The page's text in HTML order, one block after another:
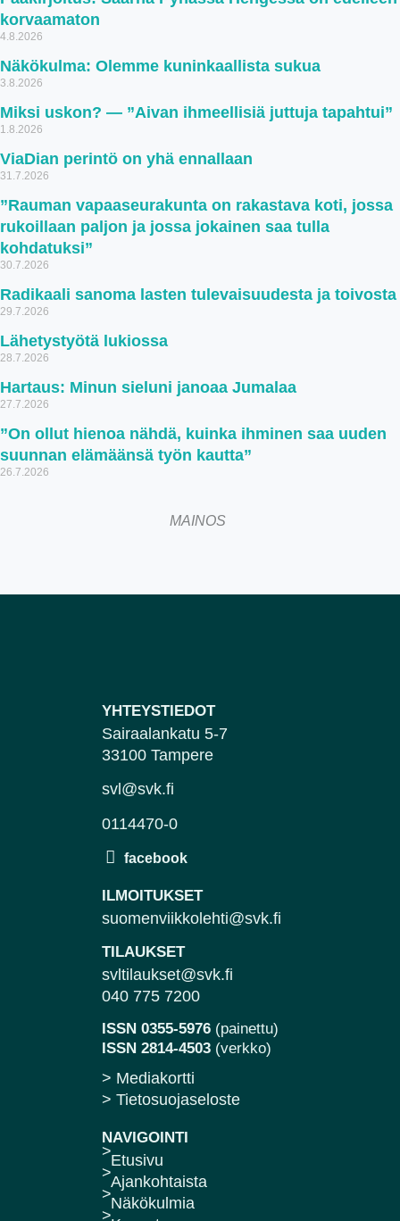
korvaamaton
4.8.2026
Näkökulma: Olemme kuninkaallista sukua
3.8.2026
Miksi uskon? — ”Aivan ihmeellisiä juttuja tapahtui”
1.8.2026
ViaDian perintö on yhä ennallaan
31.7.2026
”Rauman vapaaseurakunta on rakastava koti, jossa
rukoillaan paljon ja jossa jokainen saa tulla
kohdatuksi”
30.7.2026
Radikaali sanoma lasten tulevaisuudesta ja toivosta
29.7.2026
Lähetystyötä lukiossa
28.7.2026
Hartaus: Minun sieluni janoaa Jumalaa
27.7.2026
”On ollut hienoa nähdä, kuinka ihminen saa uuden
suunnan elämäänsä työn kautta”
26.7.2026
MAINOS
YHTEYSTIEDOT
Sairaalankatu 5-7
33100 Tampere
svl@svk.fi
0114470-0
ILMOITUKSET
suomenviikkolehti@svk.fi
TILAUKSET
svltilaukset@svk.fi
040 775 7200
ISSN 0355-5976 (painettu)
ISSN 2814-4503 (verkko)
> Mediakortti
> Tietosuojaseloste
NAVIGOINTI
Etusivu
Ajankohtaista
Näkökulmia